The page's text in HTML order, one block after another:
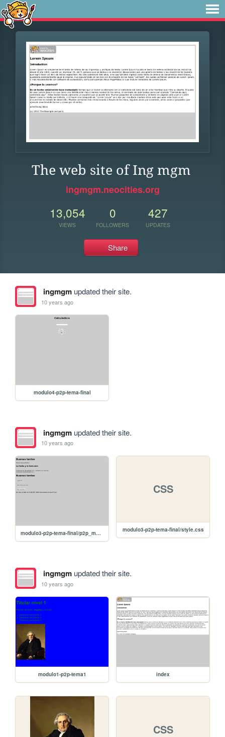
The web site of Ing mgm
ingmgm.neocities.org
13,054
VIEWS
0
FOLLOWERS
427
UPDATES
Share
ingmgmupdated their site.
10 years ago
modulo4-p2p-tema-final
ingmgmupdated their site.
10 years ago
modulo3-p2p-tema-final/p2p_modulo3
CSS
modulo3-p2p-tema-final/style.css
ingmgmupdated their site.
10 years ago
modulo1-p2p-tema1 index
CSS